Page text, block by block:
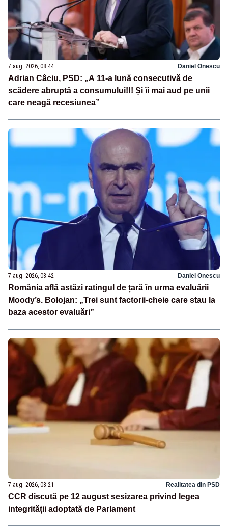
7 aug. 2026, 08:44 Daniel Onescu
Adrian Câciu, PSD: „A 11-a lună consecutivă de
scădere abruptă a consumului!!! Și îi mai aud pe unii
care neagă recesiunea”
7 aug. 2026, 08:42 Daniel Onescu
România află astăzi ratingul de țară în urma evaluării
Moody’s. Bolojan: „Trei sunt factorii-cheie care stau la
baza acestor evaluări”
7 aug. 2026, 08:21 Realitatea din PSD
CCR discută pe 12 august sesizarea privind legea
integrității adoptată de Parlament